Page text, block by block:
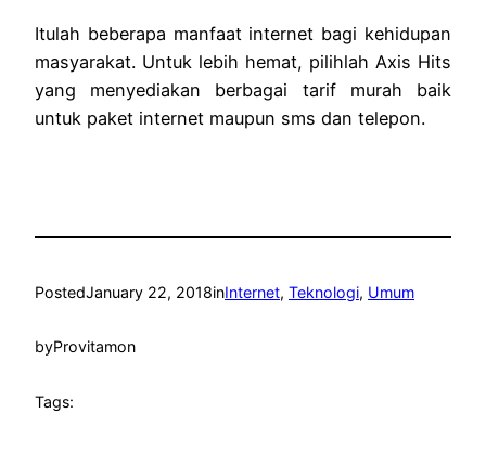
Itulah beberapa manfaat internet bagi kehidupan
masyarakat. Untuk lebih hemat, pilihlah Axis Hits
yang menyediakan berbagai tarif murah baik
untuk paket internet maupun sms dan telepon.
PostedJanuary 22, 2018inInternet, Teknologi, Umum
byProvitamon
Tags: